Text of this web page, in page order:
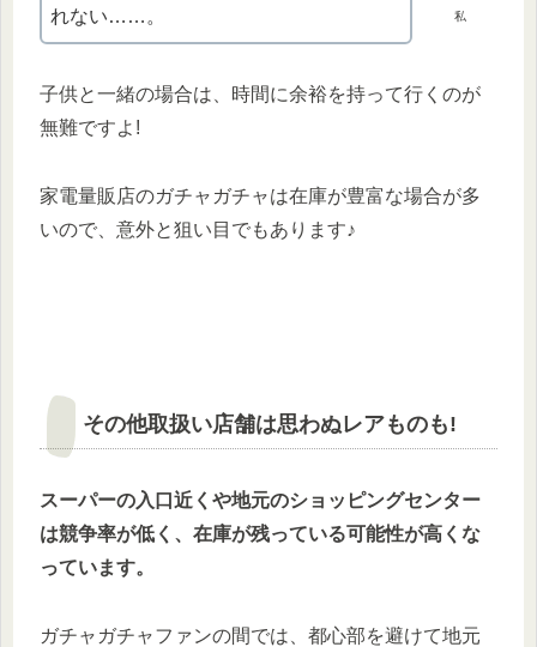
私
れない……。
子供と一緒の場合は、時間に余裕を持って行くのが
無難ですよ!
家電量販店のガチャガチャは在庫が豊富な場合が多
いので、意外と狙い目でもあります♪
その他取扱い店舗は思わぬレアものも!
スーパーの入口近くや地元のショッピングセンター
は競争率が低く、在庫が残っている可能性が高くな
っています。
ガチャガチャファンの間では、都心部を避けて地元